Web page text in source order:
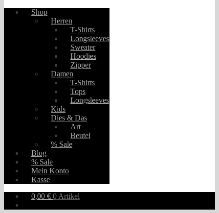
Shop
Herren
T-Shirts
Longsleeves
Sweater
Hoodies
Zipper
Damen
T-Shirts
Tops
Longsleeves
Kids
Dies & Das
Art
Beutel
% Sale
Blog
% Sale
Mein Konto
Kasse
0,00 € 0 Artikel